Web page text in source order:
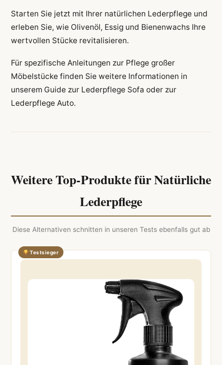
Starten Sie jetzt mit Ihrer natürlichen Lederpflege und
erleben Sie, wie Olivenöl, Essig und Bienenwachs Ihre
wertvollen Stücke revitalisieren.
Für spezifische Anleitungen zur Pflege großer
Möbelstücke finden Sie weitere Informationen in
unserem Guide zur Lederpflege Sofa oder zur
Lederpflege Auto.
Weitere Top-Produkte für Natürliche
Lederpflege
Diese Alternativen schnitten in unseren Tests ebenfalls gut ab
Testsieger